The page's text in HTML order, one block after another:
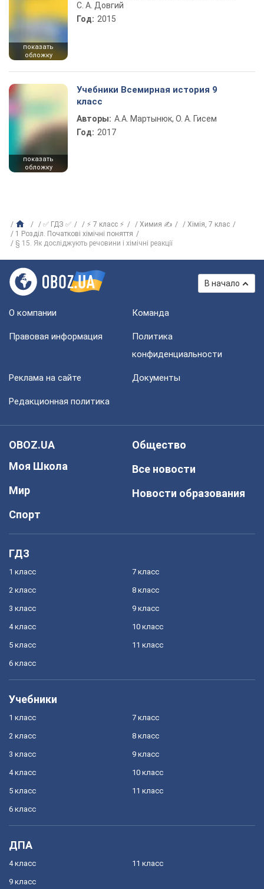
показать
обложку
С. А. Довгий
Год: 2015
показать
обложку
Учебники Всемирная история 9
класс
Авторы: А.А. Мартынюк, О. А. Гисем
Год: 2017
✅ ГДЗ ✅ ⚡ 7 класс ⚡ Химия ✍
Хiмiя, 7 клас
1 Розділ. Початкові хімічні поняття
§ 15. Як досліджують речовини і хімічні реакції
В начало
О компании Команда
Правовая информация
Политика
конфиденциальности
Реклама на сайте Документы
Редакционная политика
OBOZ.UA
Моя Школа
Мир
Спорт
Общество
Все новости
Новости образования
ГДЗ
1 класс
2 класс
3 класс
4 класс
5 класс
6 класс
7 класс
8 класс
9 класс
10 класс
11 класс
Учебники
1 класс
2 класс
3 класс
4 класс
5 класс
6 класс
7 класс
8 класс
9 класс
10 класс
11 класс
ДПА
4 класс
9 класс
11 класс